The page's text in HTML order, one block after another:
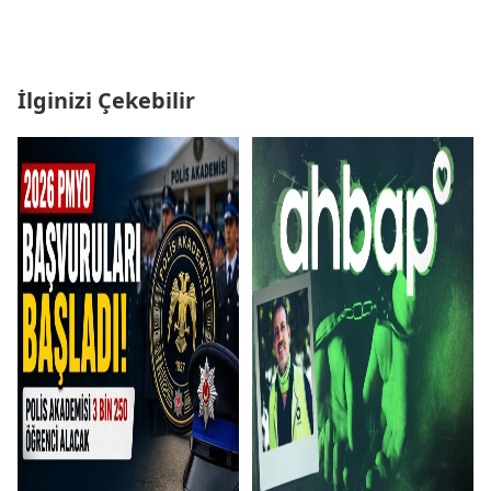
İlginizi Çekebilir